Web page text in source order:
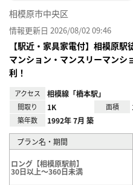
相模原市中央区
情報更新日 2026/08/02 09:46
【駅近・家具家電付】相模原
マンション・マンスリーマンシ
利！
アクセス 相模線「橋本駅」
間取り 1K 面積
築年数 1992年 7月 築
プラン名・期間
ロング【相模原駅前】
30日以上～360日未満